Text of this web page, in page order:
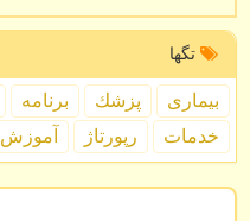
تگها
بیماری پزشك برنامه
خدمات
رپورتاژ آموزش